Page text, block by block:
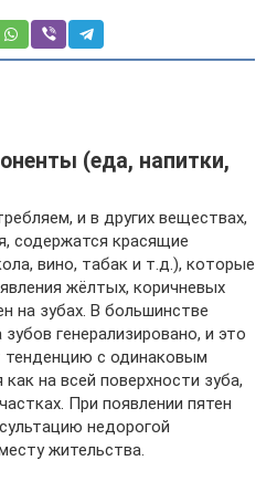
(еда, напитки,
и в других веществах,
содержатся красящие
вино, табак и т.д.), которые
жёлтых, коричневых
на зубах. В большинстве
генерализировано, и это
тенденцию с одинаковым
на всей поверхности зуба,
При появлении пятен
недорогой
жительства.